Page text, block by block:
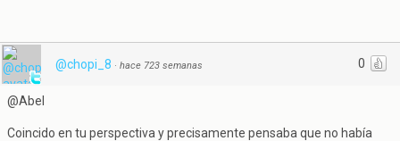
0
@chopi_8 · hace 723 semanas
@Abel
Coincido en tu perspectiva y precisamente pensaba que no había